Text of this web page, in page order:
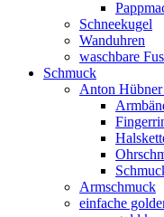
Schneekugel
Wanduhren
waschbare
Schmuck
Anton
Armschmuck
einfache